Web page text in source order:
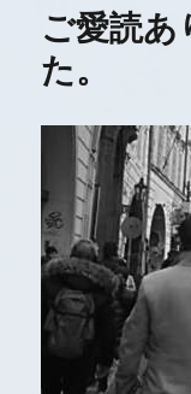
ご愛読あ
た。